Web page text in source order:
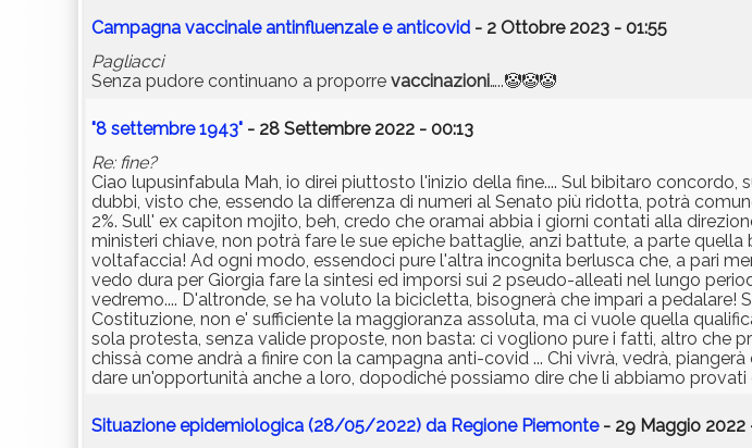
Campagna vaccinale antinfluenzale e anticovid - 2 Ottobre 2023 - 01:55
Pagliacci
Senza pudore continuano a proporre vaccinazioni…..🤡🤡🤡
"8 settembre 1943" - 28 Settembre 2022 - 00:13
Re: fine?
Ciao lupusinfabula Mah, io direi piuttosto l'inizio della fine.... Sul bibitaro
dubbi, visto che, essendo la differenza di numeri al Senato più ridotta, potrà
2%. Sull' ex capiton mojito, beh, credo che oramai abbia i giorni contati alla
ministeri chiave, non potrà fare le sue epiche battaglie, anzi battute, a parte
voltafaccia! Ad ogni modo, essendoci pure l'altra incognita berlusca che, a pari
vedo dura per Giorgia fare la sintesi ed imporsi sui 2 pseudo-alleati nel lungo
vedremo.... D'altronde, se ha voluto la bicicletta, bisognerà che impari a pedalare!
Costituzione, non e' sufficiente la maggioranza assoluta, ma ci vuole quella
sola protesta, senza valide proposte, non basta: ci vogliono pure i fatti, altro che
chissà come andrà a finire con la campagna anti-covid ... Chi vivrà, vedrà,
dare un'opportunità anche a loro, dopodiché possiamo dire che li abbiamo provati
Situazione epidemiologica (28/05/2022) da Regione Piemonte- 29 Maggio 2022